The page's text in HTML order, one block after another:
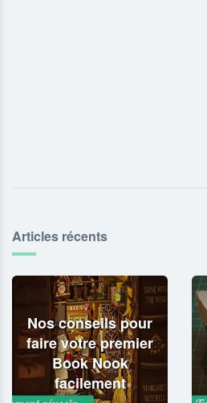
Articles récents
Nos conseils pour
faire votre premier
Book Nook
facilement